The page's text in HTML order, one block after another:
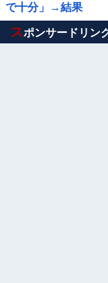
で十分」→結果
Powered by livedoor
スポンサードリン